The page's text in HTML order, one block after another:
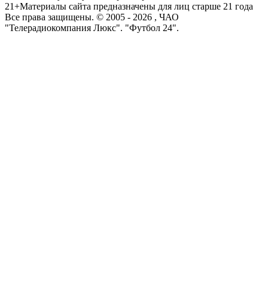
21+Материалы сайта предназначены для лиц старше 21 года
Все права защищены. © 2005 - 2026 , ЧАО
"Телерадиокомпания Люкс". "Футбол 24".